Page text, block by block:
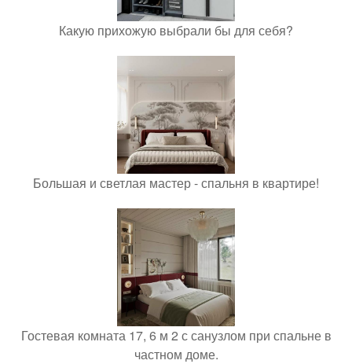
Какую прихожую выбрали бы для себя?
Большая и светлая мастер - спальня в квартире!
Гостевая комната 17, 6 м 2 с санузлом при спальне в
частном доме.